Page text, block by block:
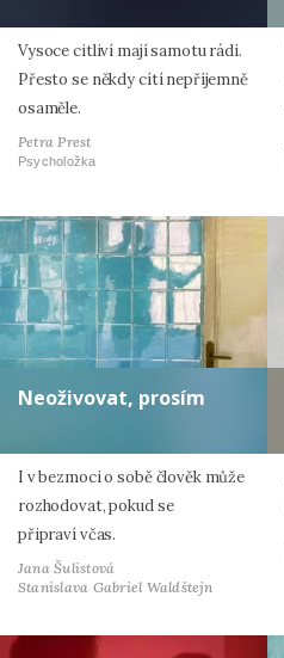
Vysoce citliví mají samotu rádi.
Přesto se někdy cítí nepříjemně
osaměle.
Petra Prest
Psycholožka
Neoživovat, prosím
I v bezmoci o sobě člověk může
rozhodovat, pokud se
připraví včas.
Jana Šulistová
Stanislava Gabriel Waldštejn